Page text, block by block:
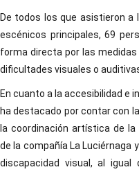
De todos los que asistieron
escénicos principales, 69
forma directa por las
dificultades visuales o
En cuanto a la accesibilidad e
ha destacado por contar con
la coordinación artística de
de la compañía La Luciérnaga
discapacidad visual, al